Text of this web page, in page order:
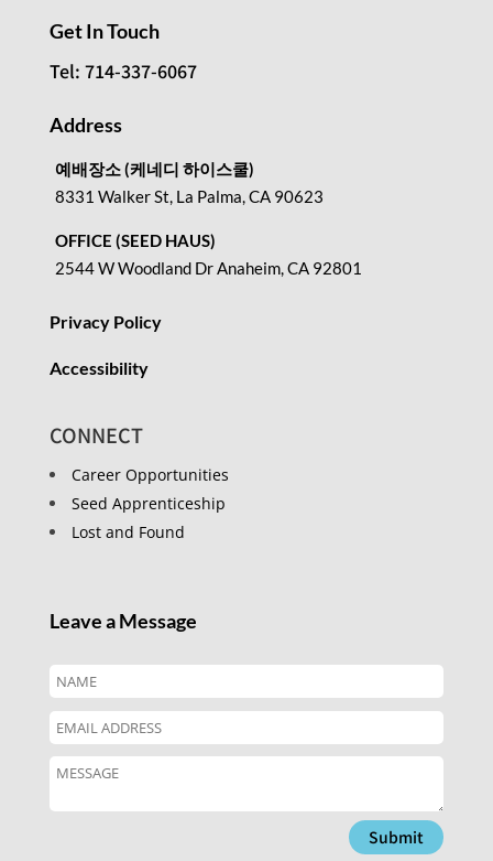
Get In Touch
Tel: 714-337-6067
Address
예배장소 (케네디 하이스쿨)
8331 Walker St, La Palma, CA 90623
OFFICE (SEED HAUS)
2544 W Woodland Dr Anaheim, CA 92801
Privacy Policy
Accessibility
CONNECT
Career Opportunities
Seed Apprenticeship
Lost and Found
Leave a Message
Submit